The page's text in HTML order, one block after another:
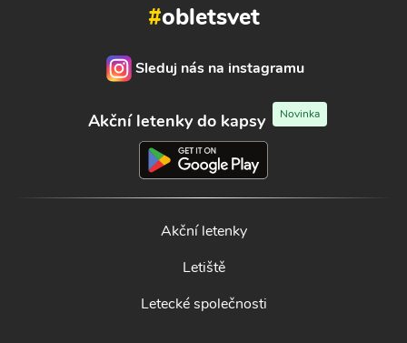
#obletsvet
Sleduj nás na instagramu
Akční letenky do kapsy Novinka
Akční letenky
Letiště
Letecké společnosti